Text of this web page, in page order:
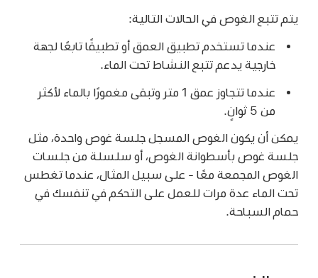
يتم تتبع الغوص في الحالات التالية:
عندما تستخدم تطبيق العمق أو تطبيقًا تابعًا لجهة
خارجية يدعم تتبع النشاط تحت الماء.
عندما تتجاوز عمق 1 متر وتبقى مغمورًا بالماء لأكثر
من 5 ثوانٍ.
يمكن أن يكون الغوص المسجل جلسة غوص واحدة، مثل
جلسة غوص بأسطوانة الغوص، أو سلسلة من جلسات
الغوص المجمعة معًا - على سبيل المثال، عندما تغطس
تحت الماء عدة مرات للعمل على التحكم في تنفسك في
حمام السباحة.